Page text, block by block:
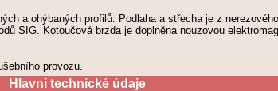
a ohýbaných profilů. Podlaha a střecha je z
SIG. Kotoučová brzda je doplněna nouzovou
provozu.
Hlavní technické údaje